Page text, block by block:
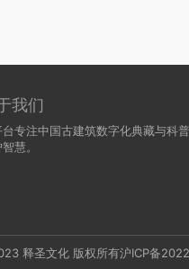
我们
台专注中国古建筑数字化典藏与科
慧。
释圣文化 版权所有沪ICP备